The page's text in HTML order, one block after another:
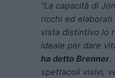
“La capacità di
ricchi ed
vista distintivo lo
ideale per dare
ha detto Brenner.
spettacoli visivi,